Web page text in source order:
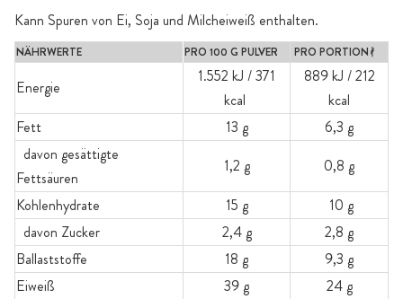
Kann Spuren von Ei, Soja und Milcheiweiß enthalten.
NÄHRWERTE PRO 100 G PULVER PRO PORTIONᚯ
Energie
1.552 kJ / 371
kcal
889 kJ / 212
kcal
Fett
13 g
6,3 g
davon gesättigte
Fettsäuren
1,2 g
0,8 g
Kohlenhydrate
15 g
10 g
davon Zucker
2,4 g
2,8 g
Ballaststoffe
18 g
9,3 g
Eiweiß
39 g 24 g